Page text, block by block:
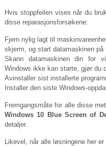
Hvis stoppfeilen vises når du
disse reparasjonsforsøkene:
Fjern nylig lagt til
skjerm, og start datamaskinen på
Skann datamaskinen din for
Windows ikke kan starte, gjør du
Avinstaller sist installerte
Installer den siste Windows-
Fremgangsmåte for alle disse
Windows 10 Blue Screen of
detaljer.
Likevel, når alle løsningene her